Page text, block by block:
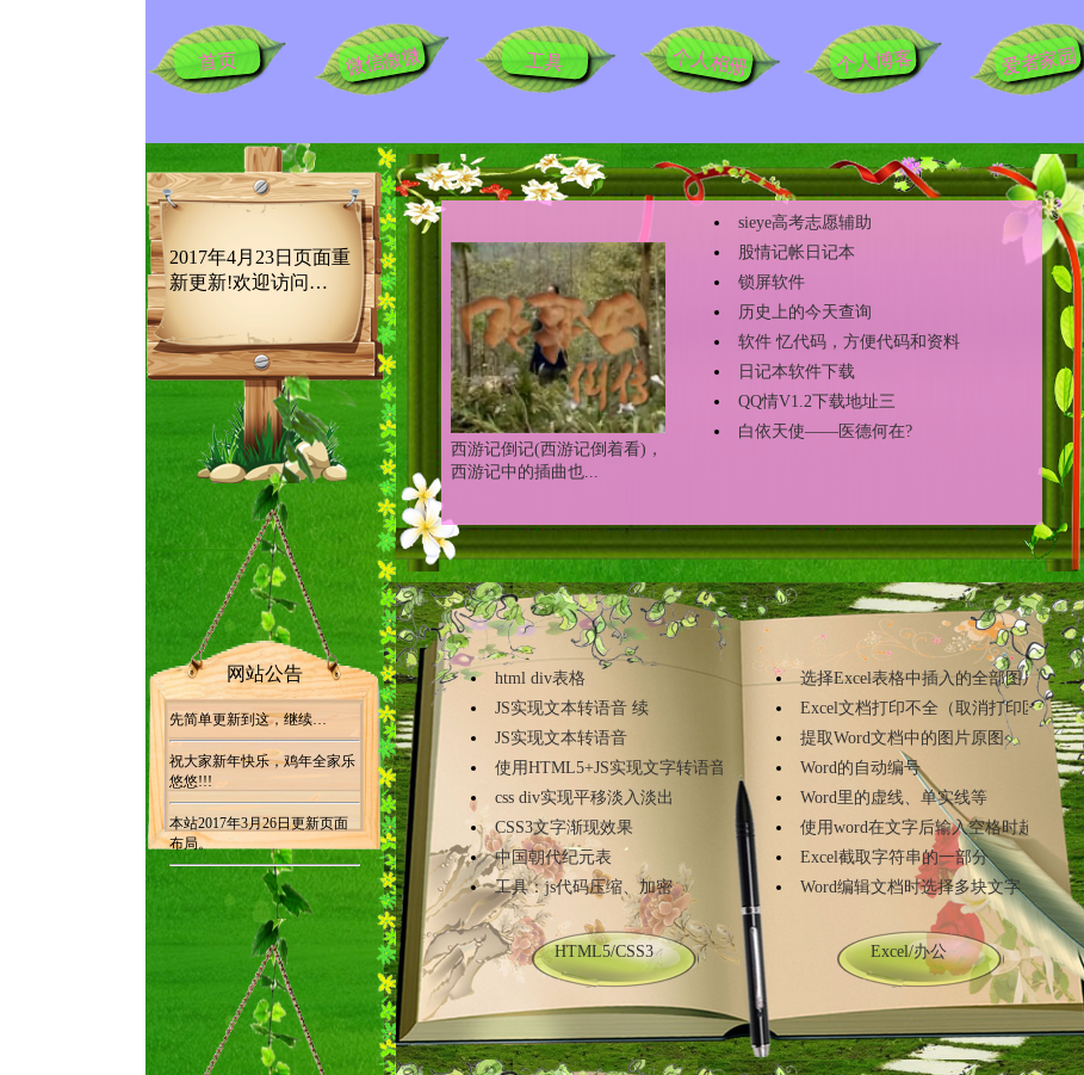
首页 微信微微 工具 个人相册 个人博客 爱者家园
2017年4月23日页面重
新更新!欢迎访问…
网站公告
先简单更新到这，继续…
祝大家新年快乐，鸡年全家乐
悠悠!!!
本站2017年3月26日更新页面
布局。
西游记倒记(西游记倒着看)，
西游记中的插曲也...
sieye高考志愿辅助
股情记帐日记本
锁屏软件
历史上的今天查询
软件 忆代码，方便代码和资料
日记本软件下载
QQ情V1.2下载地址三
白依天使——医德何在?
HTML5/CSS3
html div表格
JS实现文本转语音 续
JS实现文本转语音
使用HTML5+JS实现文字转语音(...
css div实现平移淡入淡出
CSS3文字渐现效果
中国朝代纪元表
工具：js代码压缩、加密
Excel/办公
选择Excel表格中插入的全部图片
Excel文档打印不全（取消打印区域...
提取Word文档中的图片原图
Word的自动编号
Word里的虚线、单实线等
使用word在文字后输入空格时超出页...
Excel截取字符串的一部分
Word编辑文档时选择多块文字